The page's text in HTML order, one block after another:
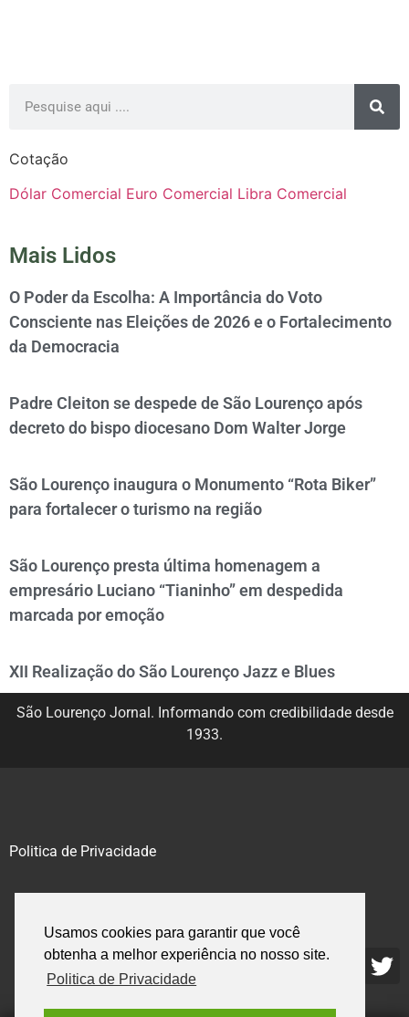
Usamos cookies para garantir que você
obtenha a melhor experiência no nosso site.
Politica de Privacidade
Cotação
Dólar Comercial Euro Comercial Libra Comercial
Mais Lidos
O Poder da Escolha: A Importância do Voto
Consciente nas Eleições de 2026 e o Fortalecimento
da Democracia
Padre Cleiton se despede de São Lourenço após
decreto do bispo diocesano Dom Walter Jorge
São Lourenço inaugura o Monumento “Rota Biker”
para fortalecer o turismo na região
São Lourenço presta última homenagem a
empresário Luciano “Tianinho” em despedida
marcada por emoção
XII Realização do São Lourenço Jazz e Blues
São Lourenço Jornal. Informando com credibilidade desde
1933.
Politica de Privacidade